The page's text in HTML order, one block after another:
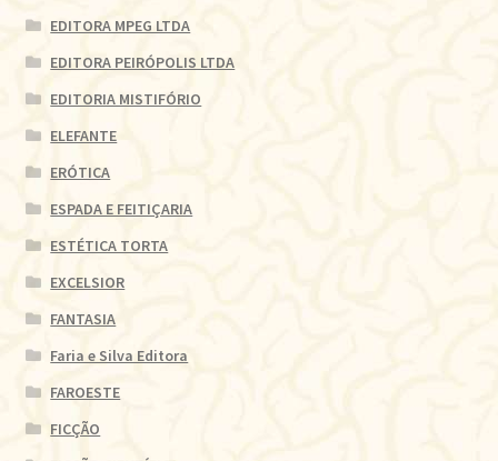
EDITORA MPEG LTDA
EDITORA PEIRÓPOLIS LTDA
EDITORIA MISTIFÓRIO
ELEFANTE
ERÓTICA
ESPADA E FEITIÇARIA
ESTÉTICA TORTA
EXCELSIOR
FANTASIA
Faria e Silva Editora
FAROESTE
FICÇÃO